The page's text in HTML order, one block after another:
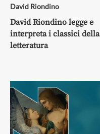
David Riondino
David Riondino legge e
interpreta i classici della
letteratura